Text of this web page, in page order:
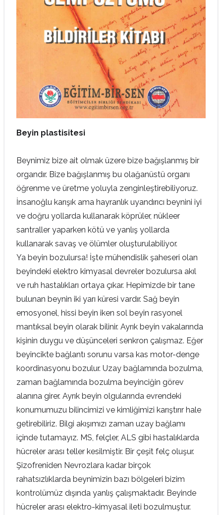
Beyin plastisitesi
Beynimiz bize ait olmak üzere bize bağışlanmış bir
organdır. Bize bağışlanmış bu olağanüstü organı
öğrenme ve üretme yoluyla zenginleştirebiliyoruz.
İnsanoğlu karışık ama hayranlık uyandırıcı beynini iyi
ve doğru yollarda kullanarak köprüler, nükleer
santraller yaparken kötü ve yanlış yollarda
kullanarak savaş ve ölümler oluşturulabiliyor.
Ya beyin bozulursa! İşte mühendislik şaheseri olan
beyindeki elektro kimyasal devreler bozulursa akıl
ve ruh hastalıkları ortaya çıkar. Hepimizde bir tane
bulunan beynin iki yarı küresi vardır. Sağ beyin
emosyonel, hissi beyin iken sol beyin rasyonel
mantıksal beyin olarak bilinir. Ayrık beyin vakalarında
kişinin duygu ve düşünceleri senkron çalışmaz. Eğer
beyincikte bağlantı sorunu varsa kas motor-denge
koordinasyonu bozulur. Uzay bağlamında bozulma,
zaman bağlamında bozulma beyinciğin görev
alanına girer. Ayrık beyin olgularında evrendeki
konumumuzu bilincimizi ve kimliğimizi karıştırır hale
getirebiliriz. Bilgi akışımızı zaman uzay bağlamı
içinde tutamayız. MS, felçler, ALS gibi hastalıklarda
hücreler arası teller kesilmiştir. Bir çeşit felç oluşur.
Şizofreniden Nevrozlara kadar birçok
rahatsızlıklarda beynimizin bazı bölgeleri bizim
kontrolümüz dışında yanlış çalışmaktadır. Beyinde
hücreler arası elektro-kimyasal ileti bozulmuştur.